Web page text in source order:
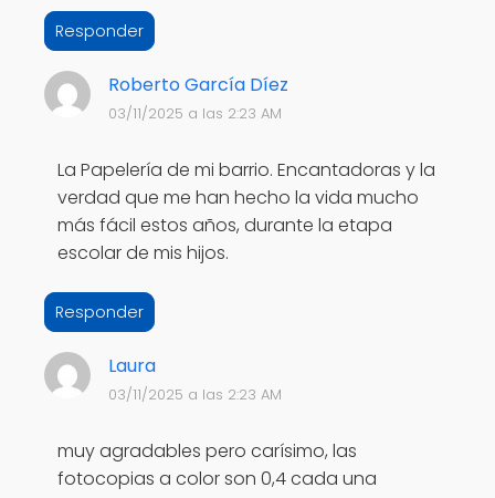
Responder
Roberto García Díez
03/11/2025 a las 2:23 AM
La Papelería de mi barrio. Encantadoras y la
verdad que me han hecho la vida mucho
más fácil estos años, durante la etapa
escolar de mis hijos.
Responder
Laura
03/11/2025 a las 2:23 AM
muy agradables pero carísimo, las
fotocopias a color son 0,4 cada una